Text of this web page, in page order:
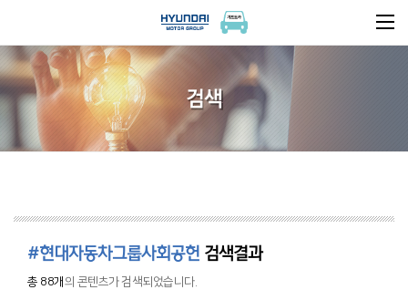
검색
#현대자동차그룹사회공헌 검색결과
총 88개 의 콘텐츠가 검색되었습니다.